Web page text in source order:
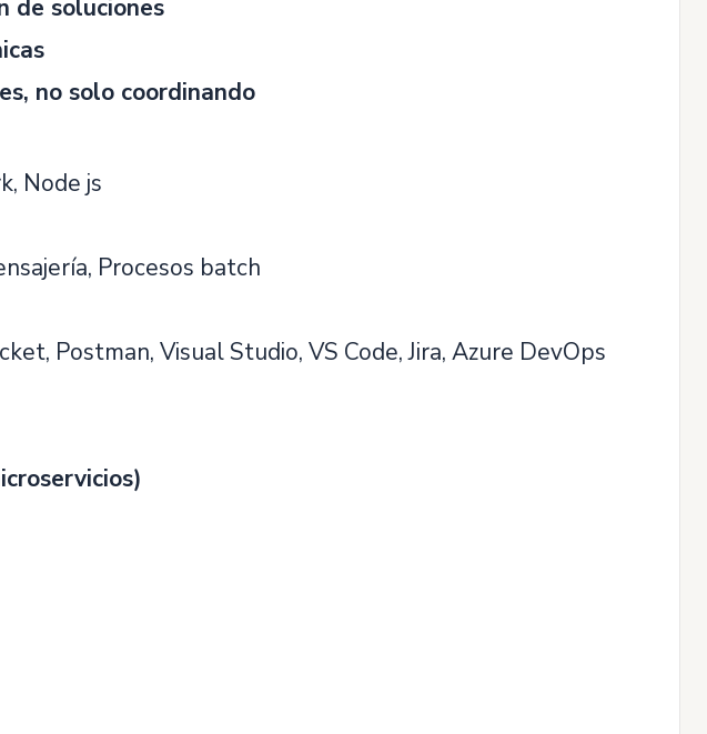
de soluciones
no solo coordinando
Node js
Procesos batch
Postman, Visual Studio, VS Code, Jira, Azure DevOps